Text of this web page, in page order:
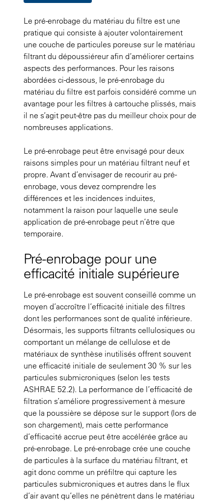
Le pré-enrobage du matériau du filtre est une
pratique qui consiste à ajouter volontairement
une couche de particules poreuse sur le matériau
filtrant du dépoussiéreur afin d’améliorer certains
aspects des performances. Pour les raisons
abordées ci-dessous, le pré-enrobage du
matériau du filtre est parfois considéré comme un
avantage pour les filtres à cartouche plissés, mais
il ne s’agit peut-être pas du meilleur choix pour de
nombreuses applications.
Le pré-enrobage peut être envisagé pour deux
raisons simples pour un matériau filtrant neuf et
propre. Avant d’envisager de recourir au pré-
enrobage, vous devez comprendre les
différences et les incidences induites,
notamment la raison pour laquelle une seule
application de pré-enrobage peut n’être que
temporaire.
Pré-enrobage pour une
efficacité initiale supérieure
Le pré-enrobage est souvent conseillé comme un
moyen d’accroître l’efficacité initiale des filtres
dont les performances sont de qualité inférieure.
Désormais, les supports filtrants cellulosiques ou
comportant un mélange de cellulose et de
matériaux de synthèse inutilisés offrent souvent
une efficacité initiale de seulement 30 % sur les
particules submicroniques (selon les tests
ASHRAE 52.2). La performance de l’efficacité de
filtration s’améliore progressivement à mesure
que la poussière se dépose sur le support (lors de
son chargement), mais cette performance
d’efficacité accrue peut être accélérée grâce au
pré-enrobage. Le pré-enrobage crée une couche
de particules à la surface du matériau filtrant, et
agit donc comme un préfiltre qui capture les
particules submicroniques et autres dans le flux
d’air avant qu’elles ne pénètrent dans le matériau